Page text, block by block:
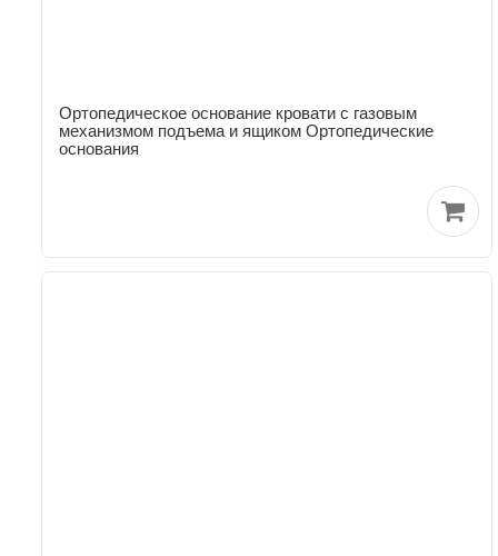
Ортопедическое основание кровати с газовым
механизмом подъема и ящиком Ортопедические
основания